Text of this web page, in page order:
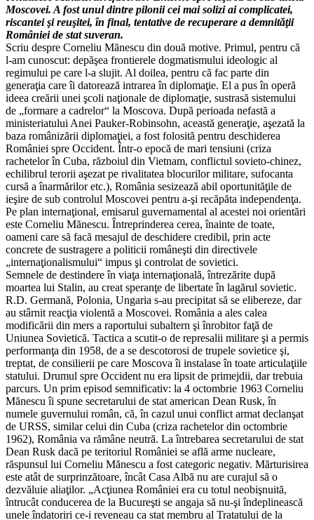
Moscovei. A fost unul dintre pilonii cei mai solizi ai complicatei,
riscantei şi reuşitei, în final, tentative de recuperare a demnităţii
României de stat suveran.
Scriu despre Corneliu Mănescu din două motive. Primul, pentru că
l-am cunoscut: depăşea frontierele dogmatismului ideologic al
regimului pe care l-a slujit. Al doilea, pentru că fac parte din
generaţia care îi datorează intrarea în diplomaţie. El a pus în operă
ideea creării unei şcoli naţionale de diplomaţie, sustrasă sistemului
de „formare a cadrelor“ la Moscova. După perioada nefastă a
ministeriatului Anei Pauker-Robinsohn, această generaţie, aşezată la
baza românizării diplomaţiei, a fost folosită pentru deschiderea
României spre Occident. Într-o epocă de mari tensiuni (criza
rachetelor în Cuba, războiul din Vietnam, conflictul sovieto-chinez,
echilibrul terorii aşezat pe rivalitatea blocurilor militare, sufocanta
cursă a înarmărilor etc.), România sesizează abil oportunităţile de
ieşire de sub controlul Moscovei pentru a-şi recăpăta independenţa.
Pe plan internaţional, emisarul guvernamental al acestei noi orientări
este Corneliu Mănescu. Întreprinderea cerea, înainte de toate,
oameni care să facă mesajul de deschidere credibil, prin acte
concrete de sustragere a politicii româneşti din directivele
„internaţionalismului“ impus şi controlat de sovietici.
Semnele de destindere în viaţa internaţională, întrezărite după
moartea lui Stalin, au creat speranţe de libertate în lagărul sovietic.
R.D. Germană, Polonia, Ungaria s-au precipitat să se elibereze, dar
au stârnit reacţia violentă a Moscovei. România a ales calea
modificării din mers a raportului subaltern şi înrobitor faţă de
Uniunea Sovietică. Tactica a scutit-o de represalii militare şi a permis
performanţa din 1958, de a se descotorosi de trupele sovietice şi,
treptat, de consilierii pe care Moscova îi instalase în toate articulaţiile
statului. Drumul spre Occident nu era lipsit de primejdii, dar trebuia
parcurs. Un prim episod semnificativ: la 4 octombrie 1963 Corneliu
Mănescu îi spune secretarului de stat american Dean Rusk, în
numele guvernului român, că, în cazul unui conflict armat declanşat
de URSS, similar celui din Cuba (criza rachetelor din octombrie
1962), România va rămâne neutră. La întrebarea secretarului de stat
Dean Rusk dacă pe teritoriul României se află arme nucleare,
răspunsul lui Corneliu Mănescu a fost categoric negativ. Mărturisirea
este atât de surprinzătoare, încât Casa Albă nu are curajul să o
dezvăluie aliaţilor. „Acţiunea României era cu totul neobişnuită,
întrucât conducerea de la Bucureşti se angaja să nu-şi îndeplinească
unele îndatoriri ce-i reveneau ca stat membru al Tratatului de la